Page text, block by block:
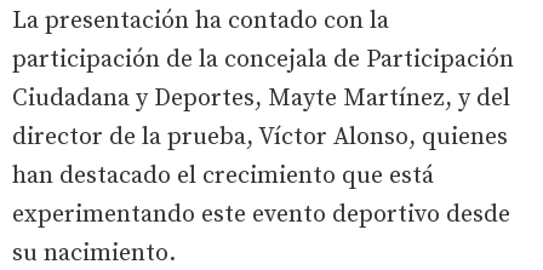
La presentación ha contado con la
participación de la concejala de Participación
Ciudadana y Deportes, Mayte Martínez, y del
director de la prueba, Víctor Alonso, quienes
han destacado el crecimiento que está
experimentando este evento deportivo desde
su nacimiento.